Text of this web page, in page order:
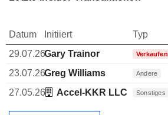
Datum Initiiert Typ
29.07.26Gary Trainor Verkaufen
23.07.26Greg Williams Andere
27.05.26
Accel-KKR LLC Sonstiges